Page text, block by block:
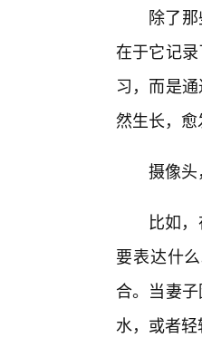
除了
在于它记
习，而是
然生长，愈
摄像头
比如
要表达什
合。当妻
水，或者